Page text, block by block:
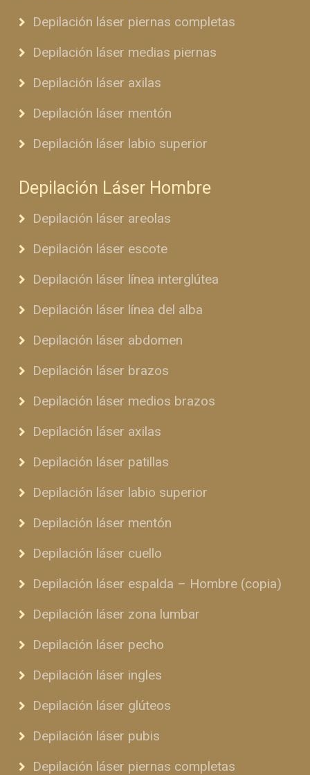
Depilación láser piernas completas
Depilación láser medias piernas
Depilación láser axilas
Depilación láser mentón
Depilación láser labio superior
Depilación Láser Hombre
Depilación láser areolas
Depilación láser escote
Depilación láser línea interglútea
Depilación láser línea del alba
Depilación láser abdomen
Depilación láser brazos
Depilación láser medios brazos
Depilación láser axilas
Depilación láser patillas
Depilación láser labio superior
Depilación láser mentón
Depilación láser cuello
Depilación láser espalda – Hombre (copia)
Depilación láser zona lumbar
Depilación láser pecho
Depilación láser ingles
Depilación láser glúteos
Depilación láser pubis
Depilación láser piernas completas